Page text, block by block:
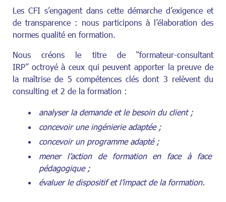
Les CFI s’engagent dans cette démarche d’exigence et
de transparence : nous participons à l’élaboration des
normes qualité en formation.
Nous créons le titre de “formateur-­consultant
IRP” octroyé à ceux qui peuvent apporter la preuve de
la maîtrise de 5 compétences clés dont 3 relèvent du
consulting et 2 de la formation :
analyser la demande et le besoin du client ;
concevoir une ingénierie adaptée ;
concevoir un programme adapté ;
mener l’action de formation en face à face
pédagogique ;
évaluer le dispositif et l’impact de la formation.